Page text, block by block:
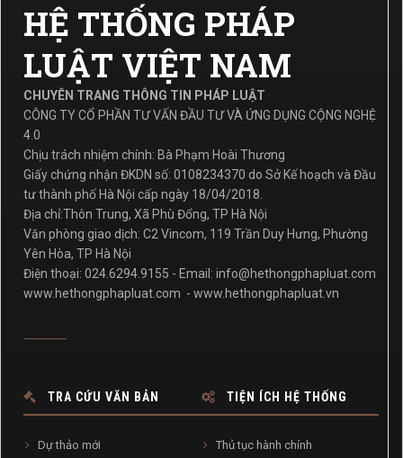
HỆ THỐNG PHÁP
LUẬT VIỆT NAM
CHUYÊN TRANG THÔNG TIN PHÁP LUẬT
CÔNG TY CỔ PHẦN TƯ VẤN ĐẦU TƯ VÀ ỨNG DỤNG CỘNG NGHỆ
4.0
Chịu trách nhiệm chính: Bà Phạm Hoài Thương
Giấy chứng nhận ĐKDN số: 0108234370 do Sở Kế hoạch và Đầu
tư thành phố Hà Nội cấp ngày 18/04/2018.
Địa chỉ:Thôn Trung, Xã Phù Đổng, TP Hà Nội
Văn phòng giao dịch: C2 Vincom, 119 Trần Duy Hưng, Phường
Yên Hòa, TP Hà Nội
Điện thoại: 024.6294.9155 - Email: info@hethongphapluat.com
www.hethongphapluat.com - www.hethongphapluat.vn
TRA CỨU VĂN BẢN
Dự thảo mới
TIỆN ÍCH HỆ THỐNG
Thủ tục hành chính